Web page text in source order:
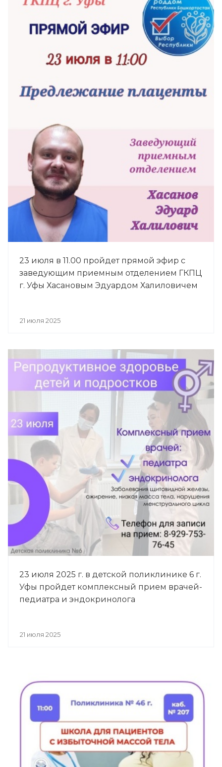
23 июля в 11.00 пройдет прямой эфир с
заведующим приемным отделением ГКПЦ
г. Уфы Хасановым Эдуардом Халиловичем
21 июля 2025
23 июля 2025 г. в детской поликлинике 6 г.
Уфы пройдет комплексный прием врачей-
педиатра и эндокринолога
21 июля 2025